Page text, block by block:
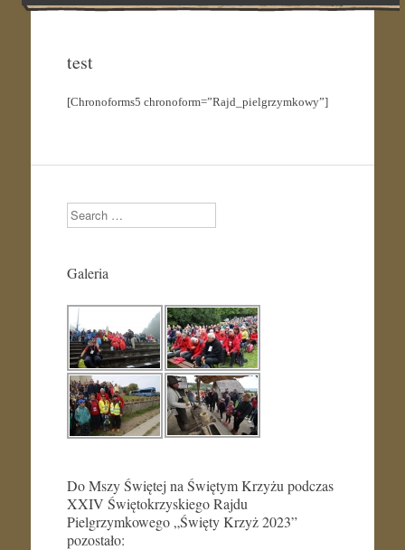
content
test
[Chronoforms5 chronoform=”Rajd_pielgrzymkowy”]
Search
Galeria
Do Mszy Świętej na Świętym Krzyżu podczas
XXIV Świętokrzyskiego Rajdu
Pielgrzymkowego „Święty Krzyż 2023”
pozostało: